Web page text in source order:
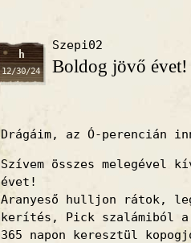
h
12/30/24
Szepi02
Boldog jövő évet!
Drágáim, az Ó-perencián
Szívem összes melegével
évet!
Aranyeső hulljon rátok,
kerítés, Pick szalámiból
365 napon keresztül